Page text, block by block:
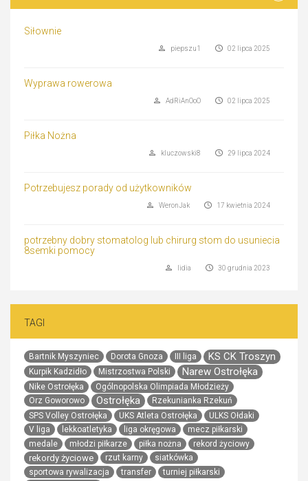
Siłownie
02 lipca 2025
piepszu1
Wyprawa rowerowa
02 lipca 2025
AdRiAnOoO
Piłka Nożna
29 lipca 2024
kluczowski8
Potrzebujesz porady od użytkowników
17 kwietnia 2024
WeronJak
potrzebny dobry stomatolog lub chirurg stom do usuniecia
8semki pomocy
30 grudnia 2023
lidia
TAGI
Bartnik Myszyniec Dorota Gnoza III liga KS CK Troszyn
Kurpik Kadzidło Mistrzostwa Polski Narew Ostrołęka
Nike Ostrołęka
Ogólnopolska Olimpiada Młodzieży
Orz Goworowo
Ostrołęka
Rzekunianka Rzekuń
SPS Volley Ostrołęka
UKS Atleta Ostrołęka
ULKS Ołdaki
V liga
lekkoatletyka liga okręgowa
mecz piłkarski
medale
młodzi piłkarze piłka nożna rekord życiowy
rekordy życiowe rzut karny
siatkówka
sportowa rywalizacja
transfer turniej piłkarski